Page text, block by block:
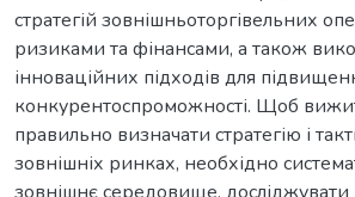
стратегій зовнішньоторгівельних
ризиками та фінансами, а також
інноваційних підходів для
конкурентоспроможності. Щоб
правильно визначати стратегію і
зовнішніх ринках, необхідно